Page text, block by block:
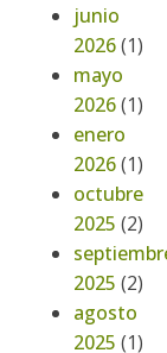
junio
2026(1)
mayo
2026(1)
enero
2026(1)
octubre
2025 (2)
2025 (2)
agosto
2025 (1)